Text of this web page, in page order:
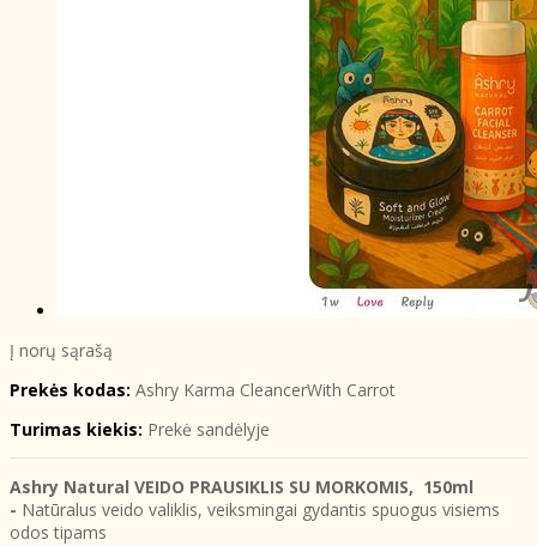
Į norų sąrašą
Prekės kodas: Ashry Karma CleancerWith Carrot
Turimas kiekis: Prekė sandėlyje
Ashry Natural VEIDO PRAUSIKLIS SU MORKOMIS, 150ml
- Natūralus veido valiklis, veiksmingai gydantis spuogus visiems
odos tipams